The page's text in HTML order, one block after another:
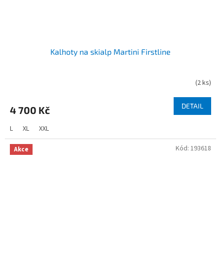
Kalhoty na skialp Martini Firstline
(2 ks)
4 700 Kč DETAIL
L XL XXL
Akce Kód: 193618